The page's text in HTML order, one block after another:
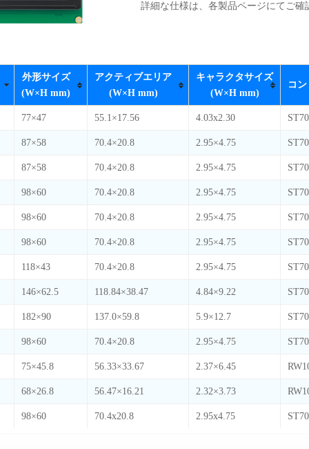
詳細な仕様は、各製品ページにてご確